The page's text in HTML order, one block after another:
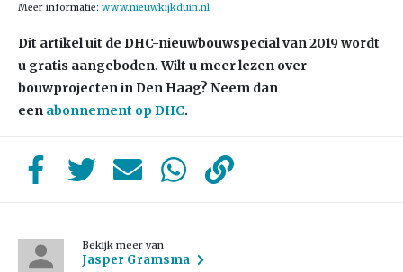
Meer informatie: www.nieuwkijkduin.nl
Dit artikel uit de DHC-nieuwbouwspecial van 2019 wordt
u gratis aangeboden. Wilt u meer lezen over
bouwprojecten in Den Haag? Neem dan
een abonnement op DHC.
Bekijk meer van
Jasper Gramsma